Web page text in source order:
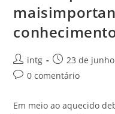
intg 23 de
0 comentário
Em meio ao aquecido